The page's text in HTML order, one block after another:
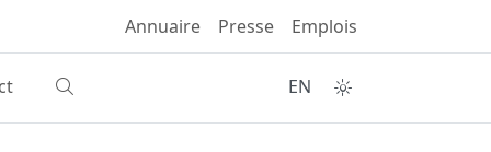
Annuaire Presse Emplois
EN